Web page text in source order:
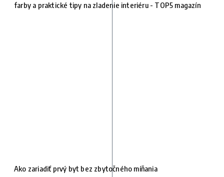
farby a praktické tipy na zladenie interiéru - TOP5 magazín
Ako zariadiť prvý byt bez zbytočného míňania